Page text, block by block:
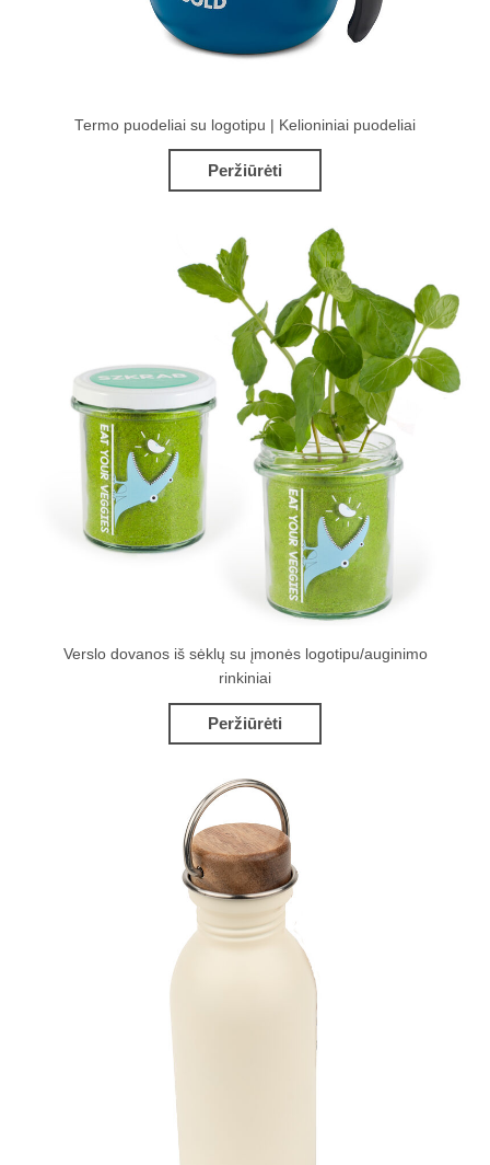
Termo puodeliai su logotipu | Kelioniniai puodeliai
Peržiūrėti
Verslo dovanos iš sėklų su įmonės logotipu/auginimo
rinkiniai
Peržiūrėti